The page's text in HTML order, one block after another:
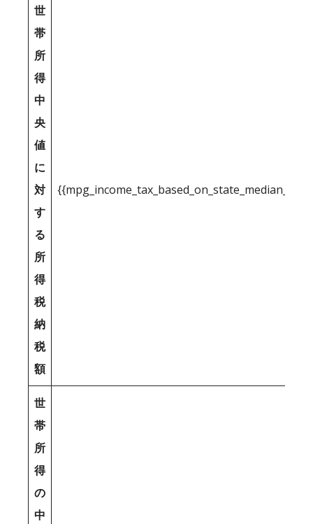
世
帯
所
得
中
央
値
に
対
す
る
所
得
税
納
税
額
世
帯
所
得
の
中